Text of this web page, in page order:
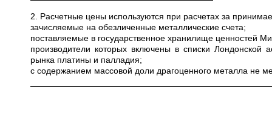
2. Расчетные цены используются при расчетах за
зачисляемые на обезличенные металлические счета;
поставляемые в государственное хранилище ценностей
производители которых включены в списки Лондонской
рынка платины и палладия;
с содержанием массовой доли драгоценного металла не